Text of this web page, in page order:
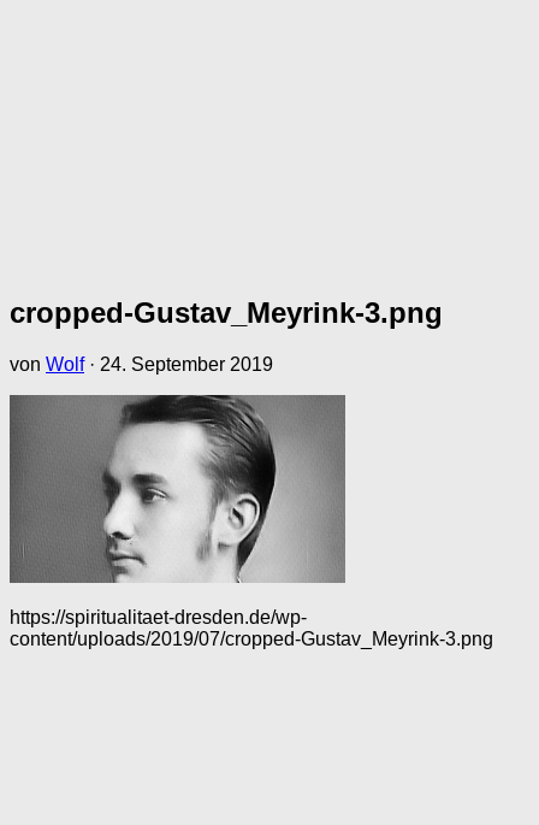
cropped-Gustav_Meyrink-3.png
von Wolf · 24. September 2019
https://spiritualitaet-dresden.de/wp-
content/uploads/2019/07/cropped-Gustav_Meyrink-3.png